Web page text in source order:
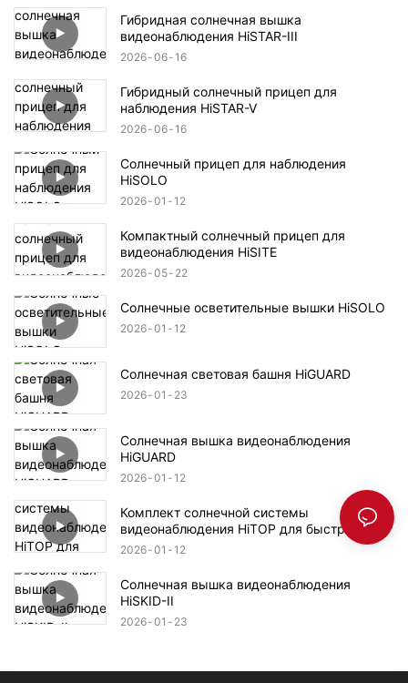
Гибридная солнечная вышка
видеонаблюдения HiSTAR-III
2026 06 16
Гибридный солнечный прицеп для
наблюдения HiSTAR-V
2026 06 16
Солнечный прицеп для наблюдения
HiSOLO
2026 01 12
Компактный солнечный прицеп для
видеонаблюдения HiSITE
2026 05 22
Солнечные осветительные вышки HiSOLO
2026 01 12
Солнечная световая башня HiGUARD
2026 01 23
Солнечная вышка видеонаблюдения
HiGUARD
2026 01 12
Комплект солнечной системы
видеонаблюдения HiTOP для быстрого
развертывания
2026 01 12
Солнечная вышка видеонаблюдения
HiSKID-II
2026 01 23